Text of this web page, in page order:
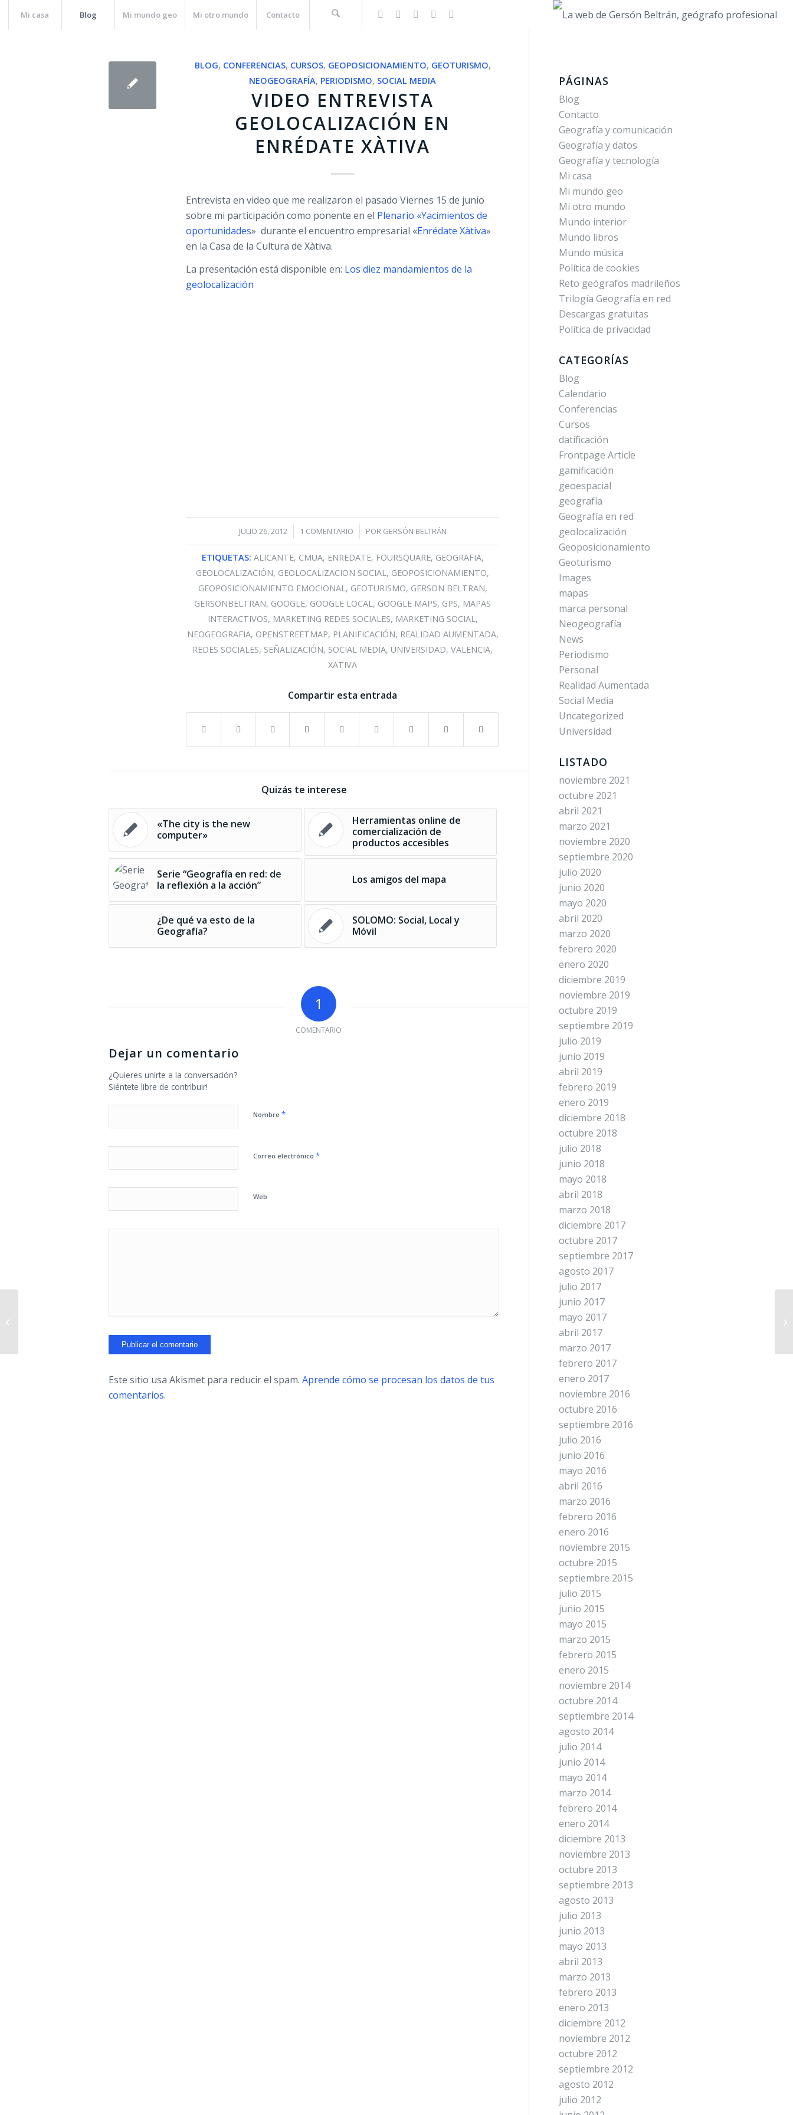
Mi casa Blog Mi mundo geo Mi otro mundo Contacto
BLOG, CONFERENCIAS, CURSOS, GEOPOSICIONAMIENTO, GEOTURISMO,
NEOGEOGRAFÍA, PERIODISMO, SOCIAL MEDIA
VIDEO ENTREVISTA
GEOLOCALIZACIÓN EN
ENRÉDATE XÀTIVA
Entrevista en video que me realizaron el pasado Viernes 15 de junio
sobre mi participación como ponente en el Plenario «Yacimientos de
oportunidades» durante el encuentro empresarial «Enrédate Xàtiva»
en la Casa de la Cultura de Xàtiva.
La presentación está disponible en: Los diez mandamientos de la
geolocalización
JULIO 26, 2012
/ 1 COMENTARIO
/ POR GERSÓN BELTRÁN
ETIQUETAS: ALICANTE, CMUA, ENREDATE, FOURSQUARE, GEOGRAFIA,
GEOLOCALIZACIÓN, GEOLOCALIZACION SOCIAL, GEOPOSICIONAMIENTO,
GEOPOSICIONAMIENTO EMOCIONAL, GEOTURISMO, GERSON BELTRAN,
GERSONBELTRAN, GOOGLE, GOOGLE LOCAL, GOOGLE MAPS, GPS, MAPAS
INTERACTIVOS, MARKETING REDES SOCIALES, MARKETING SOCIAL,
NEOGEOGRAFIA, OPENSTREETMAP, PLANIFICACIÓN, REALIDAD AUMENTADA,
REDES SOCIALES, SEÑALIZACIÓN, SOCIAL MEDIA, UNIVERSIDAD,VALENCIA,
XATIVA
Compartir esta entrada
Quizás te interese
«The city is the new
computer»
Herramientas online de
comercialización de
productos accesibles
Serie “Geografía en red: de
la reflexión a la acción”
Los amigos del mapa
¿De qué va esto de la
Geografía?
SOLOMO: Social, Local y
Móvil
1
COMENTARIO
Dejar un comentario
¿Quieres unirte a la conversación?
Siéntete libre de contribuir!
Nombre*
Correo electrónico*
Web
Este sitio usa Akismet para reducir el spam.Aprende cómo se procesan los datos de tus
comentarios.
PÁGINAS
Blog
Contacto
Geografía y comunicación
Geografía y datos
Geografía y tecnología
Mi casa
Mi mundo geo
Mi otro mundo
Mundo interior
Mundo libros
Mundo música
Política de cookies
Reto geógrafos madrileños
Trilogía Geografía en red
Descargas gratuitas
Política de privacidad
CATEGORÍAS
Blog
Calendario
Conferencias
Cursos
datificación
Frontpage Article
gamificación
geoespacial
geografía
Geografía en red
geolocalización
Geoposicionamiento
Geoturismo
Images
mapas
marca personal
Neogeografía
News
Periodismo
Personal
Realidad Aumentada
Social Media
Uncategorized
Universidad
LISTADO
noviembre 2021
octubre 2021
abril 2021
marzo 2021
noviembre 2020
septiembre 2020
julio 2020
junio 2020
mayo 2020
abril 2020
marzo 2020
febrero 2020
enero 2020
diciembre 2019
noviembre 2019
octubre 2019
septiembre 2019
julio 2019
junio 2019
abril 2019
febrero 2019
enero 2019
diciembre 2018
octubre 2018
julio 2018
junio 2018
mayo 2018
abril 2018
marzo 2018
diciembre 2017
octubre 2017
septiembre 2017
agosto 2017
julio 2017
junio 2017
mayo 2017
abril 2017
marzo 2017
febrero 2017
enero 2017
noviembre 2016
octubre 2016
septiembre 2016
julio 2016
junio 2016
mayo 2016
abril 2016
marzo 2016
febrero 2016
enero 2016
noviembre 2015
octubre 2015
septiembre 2015
julio 2015
junio 2015
mayo 2015
marzo 2015
febrero 2015
enero 2015
noviembre 2014
octubre 2014
septiembre 2014
agosto 2014
julio 2014
junio 2014
mayo 2014
marzo 2014
febrero 2014
enero 2014
diciembre 2013
noviembre 2013
octubre 2013
septiembre 2013
agosto 2013
julio 2013
junio 2013
mayo 2013
abril 2013
marzo 2013
febrero 2013
enero 2013
diciembre 2012
noviembre 2012
octubre 2012
septiembre 2012
agosto 2012
julio 2012
Profesores y asignaturas del